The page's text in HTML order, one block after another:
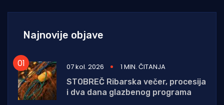
Najnovije objave
07 kol. 2026
1 MIN. ČITANJA
STOBREČ Ribarska večer, procesija
i dva dana glazbenog programa